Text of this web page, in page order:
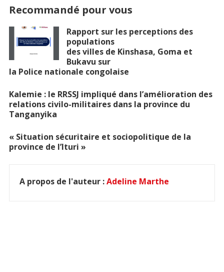
Recommandé pour vous
Rapport sur les perceptions des
populations
des villes de Kinshasa, Goma et
Bukavu sur
la Police nationale congolaise
Kalemie : le RRSSJ impliqué dans l’amélioration des
relations civilo-militaires dans la province du
Tanganyika
« Situation sécuritaire et sociopolitique de la
province de l’Ituri »
A propos de l'auteur :Adeline Marthe